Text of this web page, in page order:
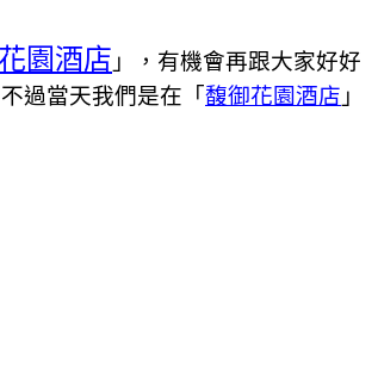
園酒店 」，有機會再跟大家好好
過當天我們是在「 馥御花園酒店 」